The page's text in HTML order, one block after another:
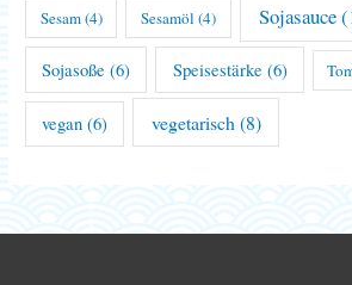
Sesam(4) Sesamöl (4) Sojasauce
Sojasoße (6) Speisestärke (6)
vegan (6) vegetarisch (8)